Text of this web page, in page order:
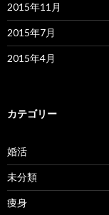
2015年11月
2015年7月
2015年4月
カテゴリー
婚活
未分類
痩身